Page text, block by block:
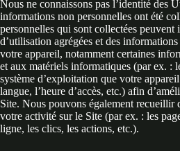
Nous ne connaissons pas l’identité des
informations non personnelles ont été
personnelles qui sont collectées
d’utilisation agrégées et des
votre appareil, notamment certaines
et aux matériels informatiques (par ex. :
système d’exploitation que votre
langue, l’heure d’accès, etc.) afin
Site. Nous pouvons également recueillir
votre activité sur le Site (par ex. : les
ligne, les clics, les actions, etc.).